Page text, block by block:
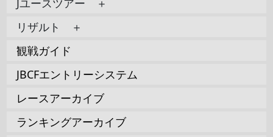
リザルト ＋
観戦ガイド
JBCFエントリーシステム
レースアーカイブ
ランキングアーカイブ